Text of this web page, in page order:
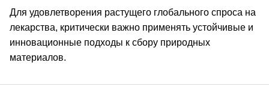
Для удовлетворения растущего глобального спроса на
лекарства, критически важно применять устойчивые и
инновационные подходы к сбору природных
материалов.